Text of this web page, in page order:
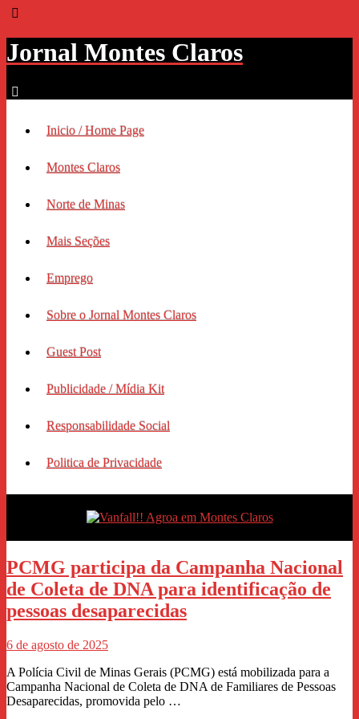
Jornal Montes Claros
Inicio / Home Page
Montes Claros
Norte de Minas
Mais Seções
Emprego
Sobre o Jornal Montes Claros
Guest Post
Publicidade / Mídia Kit
Responsabilidade Social
Politica de Privacidade
PCMG participa da Campanha Nacional
de Coleta de DNA para identificação de
pessoas desaparecidas
6 de agosto de 2025
A Polícia Civil de Minas Gerais (PCMG) está mobilizada para a
Campanha Nacional de Coleta de DNA de Familiares de Pessoas
Desaparecidas, promovida pelo …